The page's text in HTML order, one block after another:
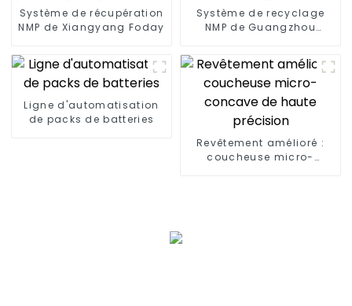
Système de récupération
NMP de Xiangyang Foday
Système de recyclage
NMP de Guangzhou
Ligne d'automatisation
de packs de batteries
Revêtement amélioré :
coucheuse micro-